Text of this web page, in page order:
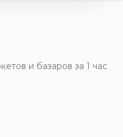
и базаров за 1 час